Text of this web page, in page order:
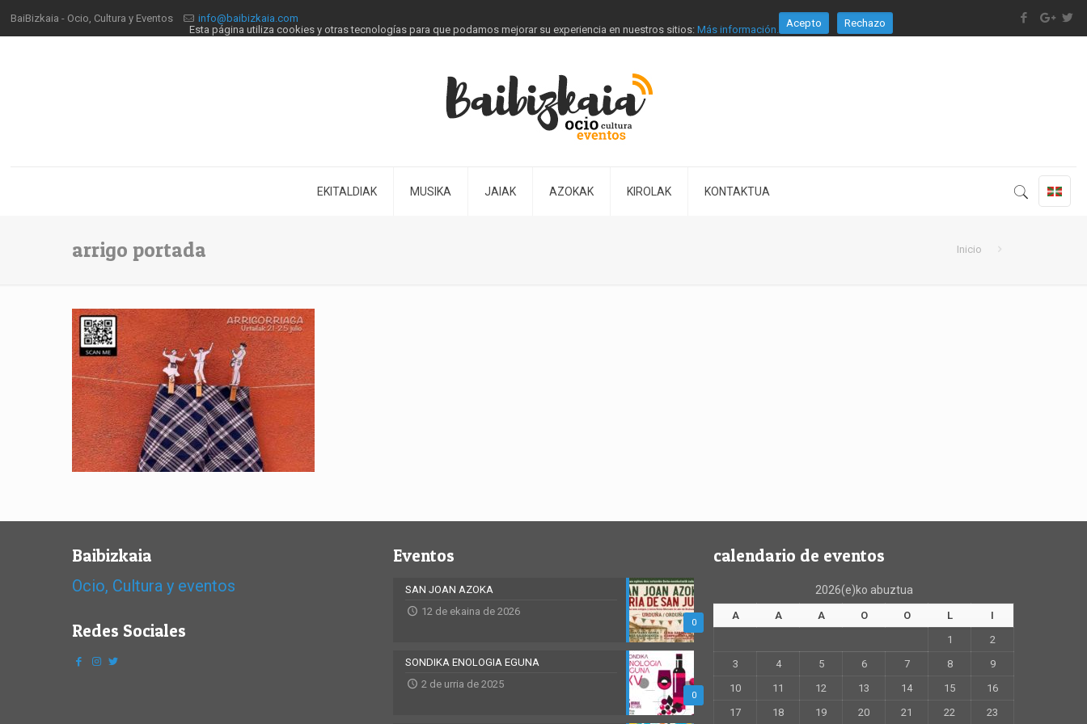
BaiBizkaia - Ocio, Cultura y Eventos info@baibizkaia.com
EKITALDIAK MUSIKA JAIAK AZOKAK KIROLAK KONTAKTUA
arrigo portada Inicio
Baibizkaia
Ocio, Cultura y eventos
Redes Sociales
Eventos
0
SAN JOAN AZOKA
12 de ekaina de 2026
0
SONDIKA ENOLOGIA EGUNA
2 de urria de 2025
calendario de eventos
2026(e)ko abuztua
A A A O O L
I
1
2
3
4 5 6 7 8
9
10
11 12 13 14 15
16
17
18 19 20 21 22 23
Esta página utiliza cookies y otras tecnologías para que podamos mejorar su experiencia en nuestros sitios: Más información. Acepto Rechazo